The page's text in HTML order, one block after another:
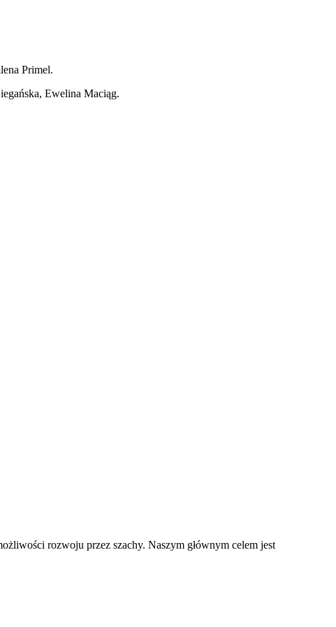
Primel.
Ewelina Maciąg.
rozwoju przez szachy. Naszym głównym celem jest